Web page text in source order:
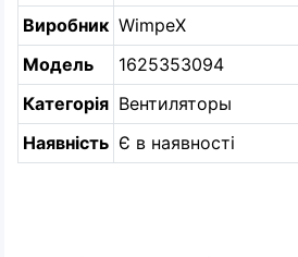
Виробник WimpeX
Модель
1625353094
Категорія Вентиляторы
Наявність Є в наявності